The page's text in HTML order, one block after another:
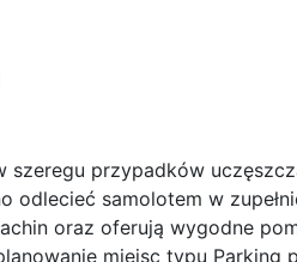
szeregu przypadków
odlecieć samolotem w
oraz oferują wygodne
miejsc typu Parking